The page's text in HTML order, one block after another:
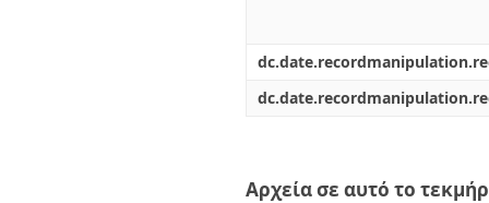
Αρχεία σε αυτό το